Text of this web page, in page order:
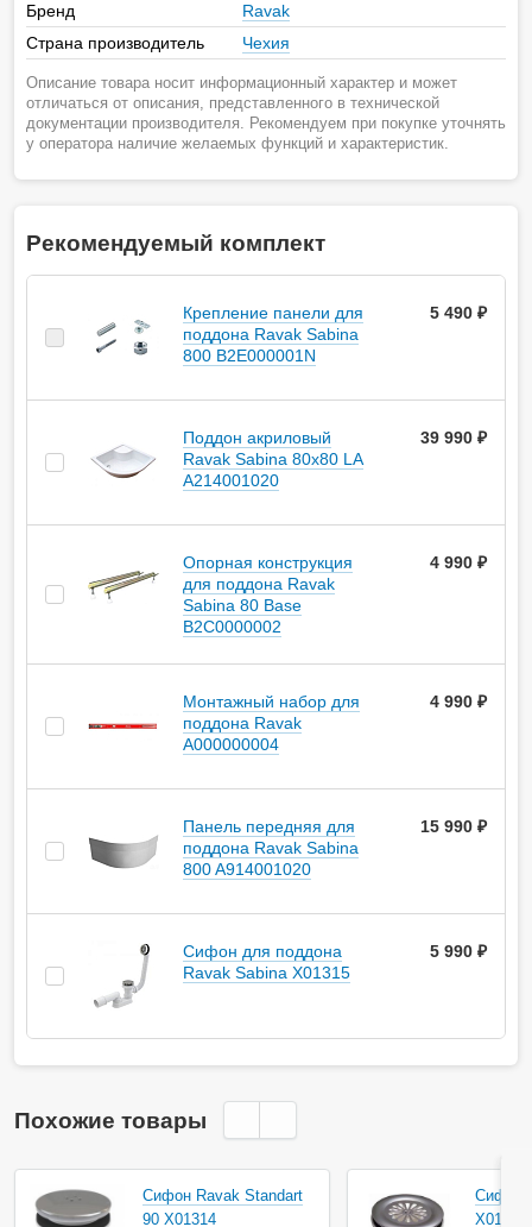
Бренд
Ravak
Страна производитель
Чехия
Описание товара носит информационный характер и может
отличаться от описания, представленного в технической
документации производителя. Рекомендуем при покупке уточнять
у оператора наличие желаемых функций и характеристик.
Рекомендуемый комплект
Кpепление панели для
поддона Ravak Sabina
800 B2E000001N
5 490 ₽
Поддон акриловый
Ravak Sabina 80x80 LA
A214001020
39 990 ₽
Опоpная констpукция
для поддона Ravak
Sabina 80 Base
B2C0000002
4 990 ₽
Монтажный набор для
поддона Ravak
A000000004
4 990 ₽
Панель передняя для
поддона Ravak Sabina
800 A914001020
15 990 ₽
Сифон для поддона
Ravak Sabina X01315
5 990 ₽
Похожие товары
Сифон Ravak Standart
90 X01314
Сифон
X01308